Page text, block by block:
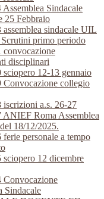
Sindacale
25 Febbraio
sindacale UIL
primo periodo
convocazione
disciplinari
sciopero 12-13 gennaio
Convocazione collegio
iscrizioni a.s. 26-27
ANIEF Roma Assemblea
18/12/2025.
personale a tempo
sciopero 12 dicembre
Convocazione
Sindacale